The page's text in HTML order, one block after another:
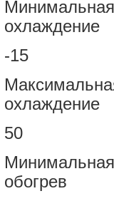
Минимальная
охлаждение
-15
охлаждение
50
Минимальная
обогрев